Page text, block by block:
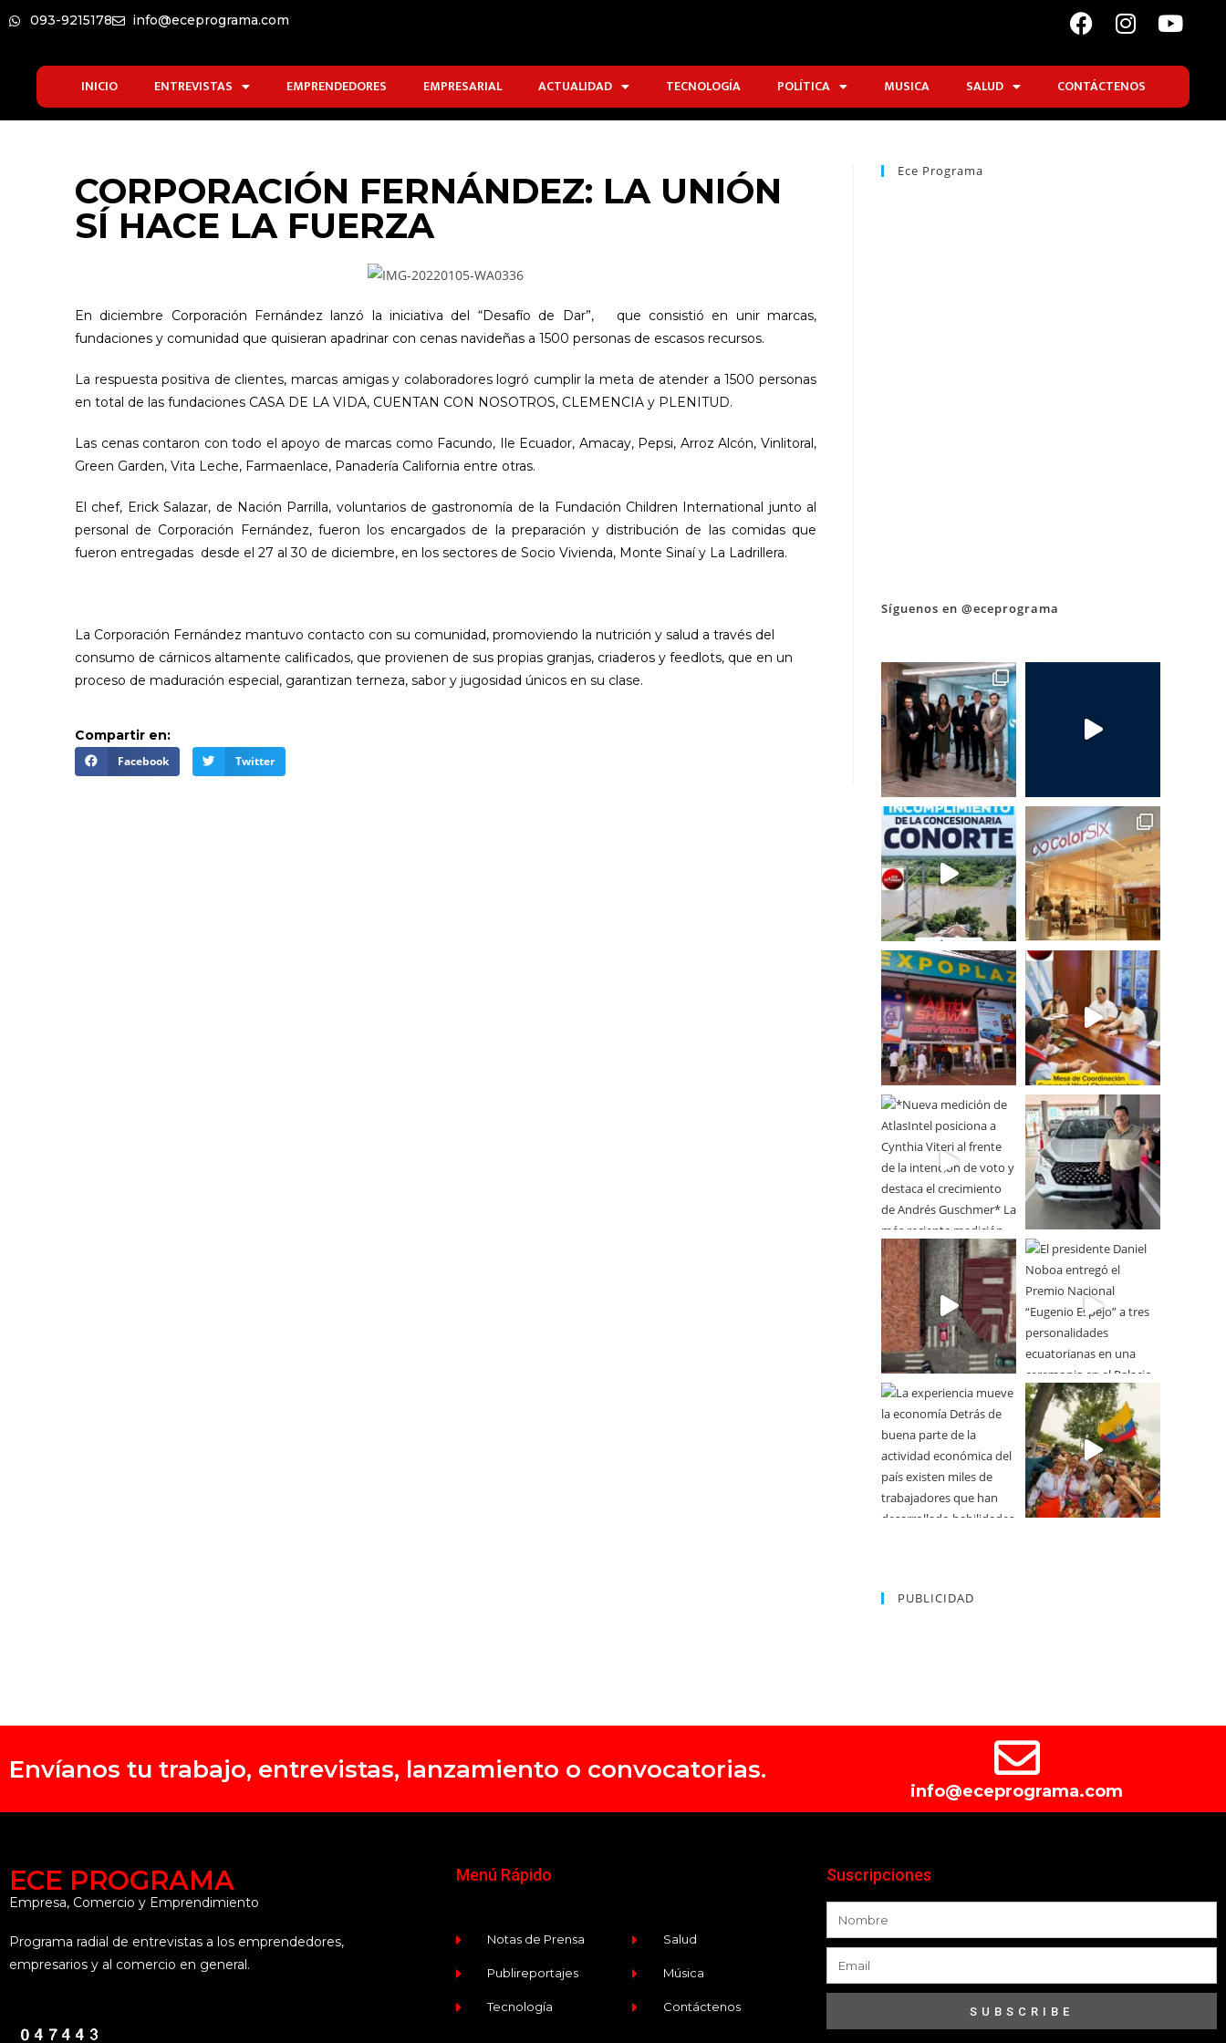
093-9215178 info@eceprograma.com
INICIO ENTREVISTAS EMPRENDEDORES EMPRESARIAL ACTUALIDAD TECNOLOGÍA POLÍTICA MUSICA SALUD CONTÁCTENOS
CORPORACIÓN FERNÁNDEZ: LA UNIÓN
SÍ HACE LA FUERZA
En diciembre Corporación Fernández lanzó la iniciativa del “Desafío de Dar”, que consistió en unir marcas,
fundaciones y comunidad que quisieran apadrinar con cenas navideñas a 1500 personas de escasos recursos.
La respuesta positiva de clientes, marcas amigas y colaboradores logró cumplir la meta de atender a 1500 personas
en total de las fundaciones CASA DE LA VIDA, CUENTAN CON NOSOTROS, CLEMENCIA y PLENITUD.
Las cenas contaron con todo el apoyo de marcas como Facundo, Ile Ecuador, Amacay, Pepsi, Arroz Alcón, Vinlitoral,
Green Garden, Vita Leche, Farmaenlace, Panadería California entre otras.
El chef, Erick Salazar, de Nación Parrilla, voluntarios de gastronomía de la Fundación Children International junto al
personal de Corporación Fernández, fueron los encargados de la preparación y distribución de las comidas que
fueron entregadas desde el 27 al 30 de diciembre, en los sectores de Socio Vivienda, Monte Sinaí y La Ladrillera.
La Corporación Fernández mantuvo contacto con su comunidad, promoviendo la nutrición y salud a través del
consumo de cárnicos altamente calificados, que provienen de sus propias granjas, criaderos y feedlots, que en un
proceso de maduración especial, garantizan terneza, sabor y jugosidad únicos en su clase.
Compartir en:
Facebook Twitter
Ece Programa
Síguenos en @eceprograma
PUBLICIDAD
Envíanos tu trabajo, entrevistas, lanzamiento o convocatorias.
info@eceprograma.com
ECE PROGRAMA
Empresa, Comercio y Emprendimiento
Programa radial de entrevistas a los emprendedores,
empresarios y al comercio en general.
Menú Rápido
Notas de Prensa
Publireportajes
Tecnología
Salud
Música
Contáctenos
Suscripciones
SUBSCRIBE